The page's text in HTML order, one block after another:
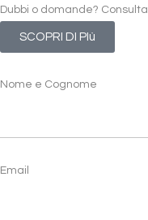
Dubbi o domande?
SCOPRI DI PIù
Nome e Cognome
Email